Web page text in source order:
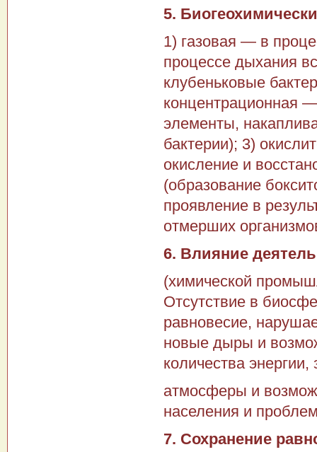
5.
1) газовая — в
процессе дыхания
клубеньковые
концентрационная
элементы,
бактерии); 3)
окисление и
(образование
проявление в
отмерших
6. Влияние
(химической
Отсутствие в
равновесие,
новые дыры и
количества энергии,
атмосферы и
населения и
7. Сохранение